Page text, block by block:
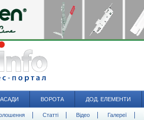
ВОРОТА ДОД. ЕЛЕМЕНТИ
Статті Відео Галереї